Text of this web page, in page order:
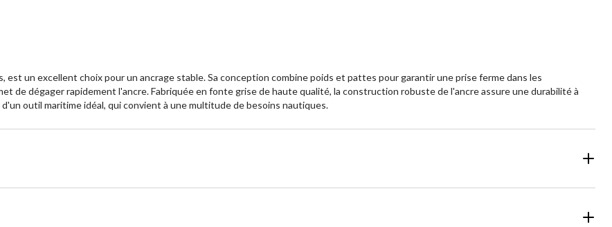
est un excellent choix pour un ancrage stable. Sa conception combine poids et pattes pour garantir une prise ferme dans les
de dégager rapidement l'ancre. Fabriquée en fonte grise de haute qualité, la construction robuste de l'ancre assure une durabilité à
outil maritime idéal, qui convient à une multitude de besoins nautiques.